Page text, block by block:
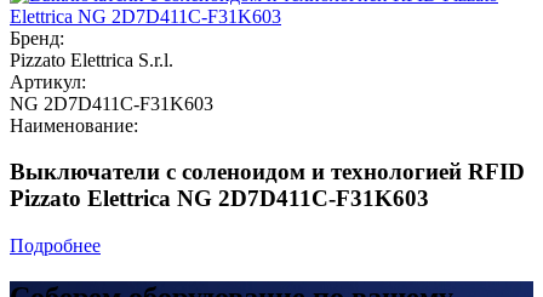
Бренд:
Pizzato Elettrica S.r.l.
Артикул:
NG 2D7D411C-F31K603
Наименование:
Выключатели с соленоидом и технологией RFID
Pizzato Elettrica NG 2D7D411C-F31K603
Подробнее